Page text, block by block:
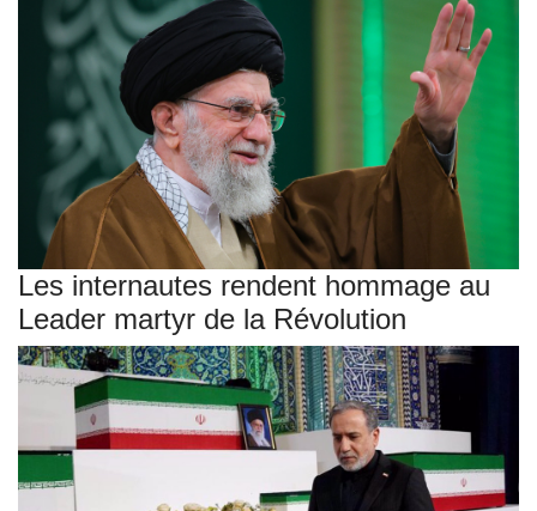
Les internautes rendent hommage au
Leader martyr de la Révolution